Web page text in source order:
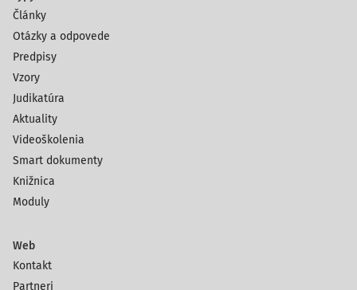
Články
Otázky a odpovede
Predpisy
Vzory
Judikatúra
Aktuality
Videoškolenia
Smart dokumenty
Knižnica
Moduly
Web
Kontakt
Partneri